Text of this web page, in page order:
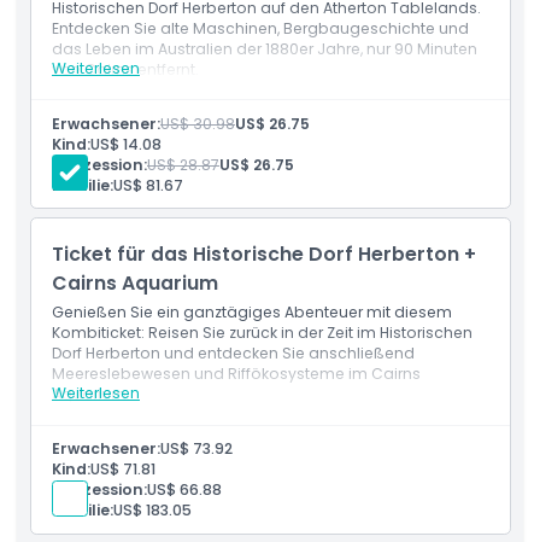
Ausschlüsse
Öffnungszeiten
Dinge, die Sie wissen sollten
Ort
Wie man dorthin gelangt
So lösen Sie ein
Kleiderordnung
Stornierungsbedingungen
Historischen Dorf Herberton auf den Atherton Tablelands.
Entdecken Sie alte Maschinen, Bergbaugeschichte und
das Leben im Australien der 1880er Jahre, nur 90 Minuten
von Cairns entfernt.
Weiterlesen
Erwachsener:US$ 30.98US$ 26.75
Kind:US$ 14.08
Konzession:US$ 28.87US$ 26.75
Familie:US$ 81.67
Ticket für das Historische Dorf Herberton +
Cairns Aquarium
Genießen Sie ein ganztägiges Abenteuer mit diesem
Kombiticket: Reisen Sie zurück in der Zeit im Historischen
Dorf Herberton und entdecken Sie anschließend
Meereslebewesen und Riffökosysteme im Cairns
Aquarium.
Weiterlesen
Erwachsener:US$ 73.92
Kind:US$ 71.81
Konzession:US$ 66.88
Familie:US$ 183.05